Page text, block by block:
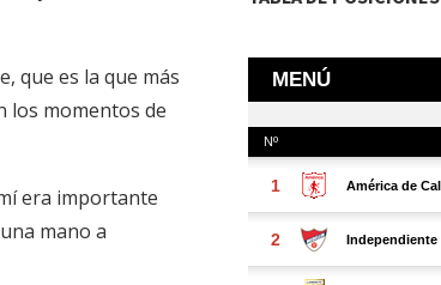
que es la que más
los momentos de
era importante
mano a